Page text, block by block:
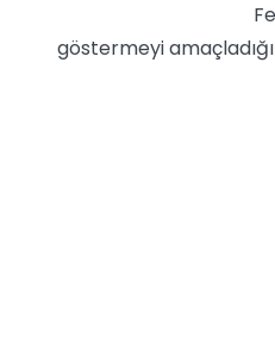
göstermeyi